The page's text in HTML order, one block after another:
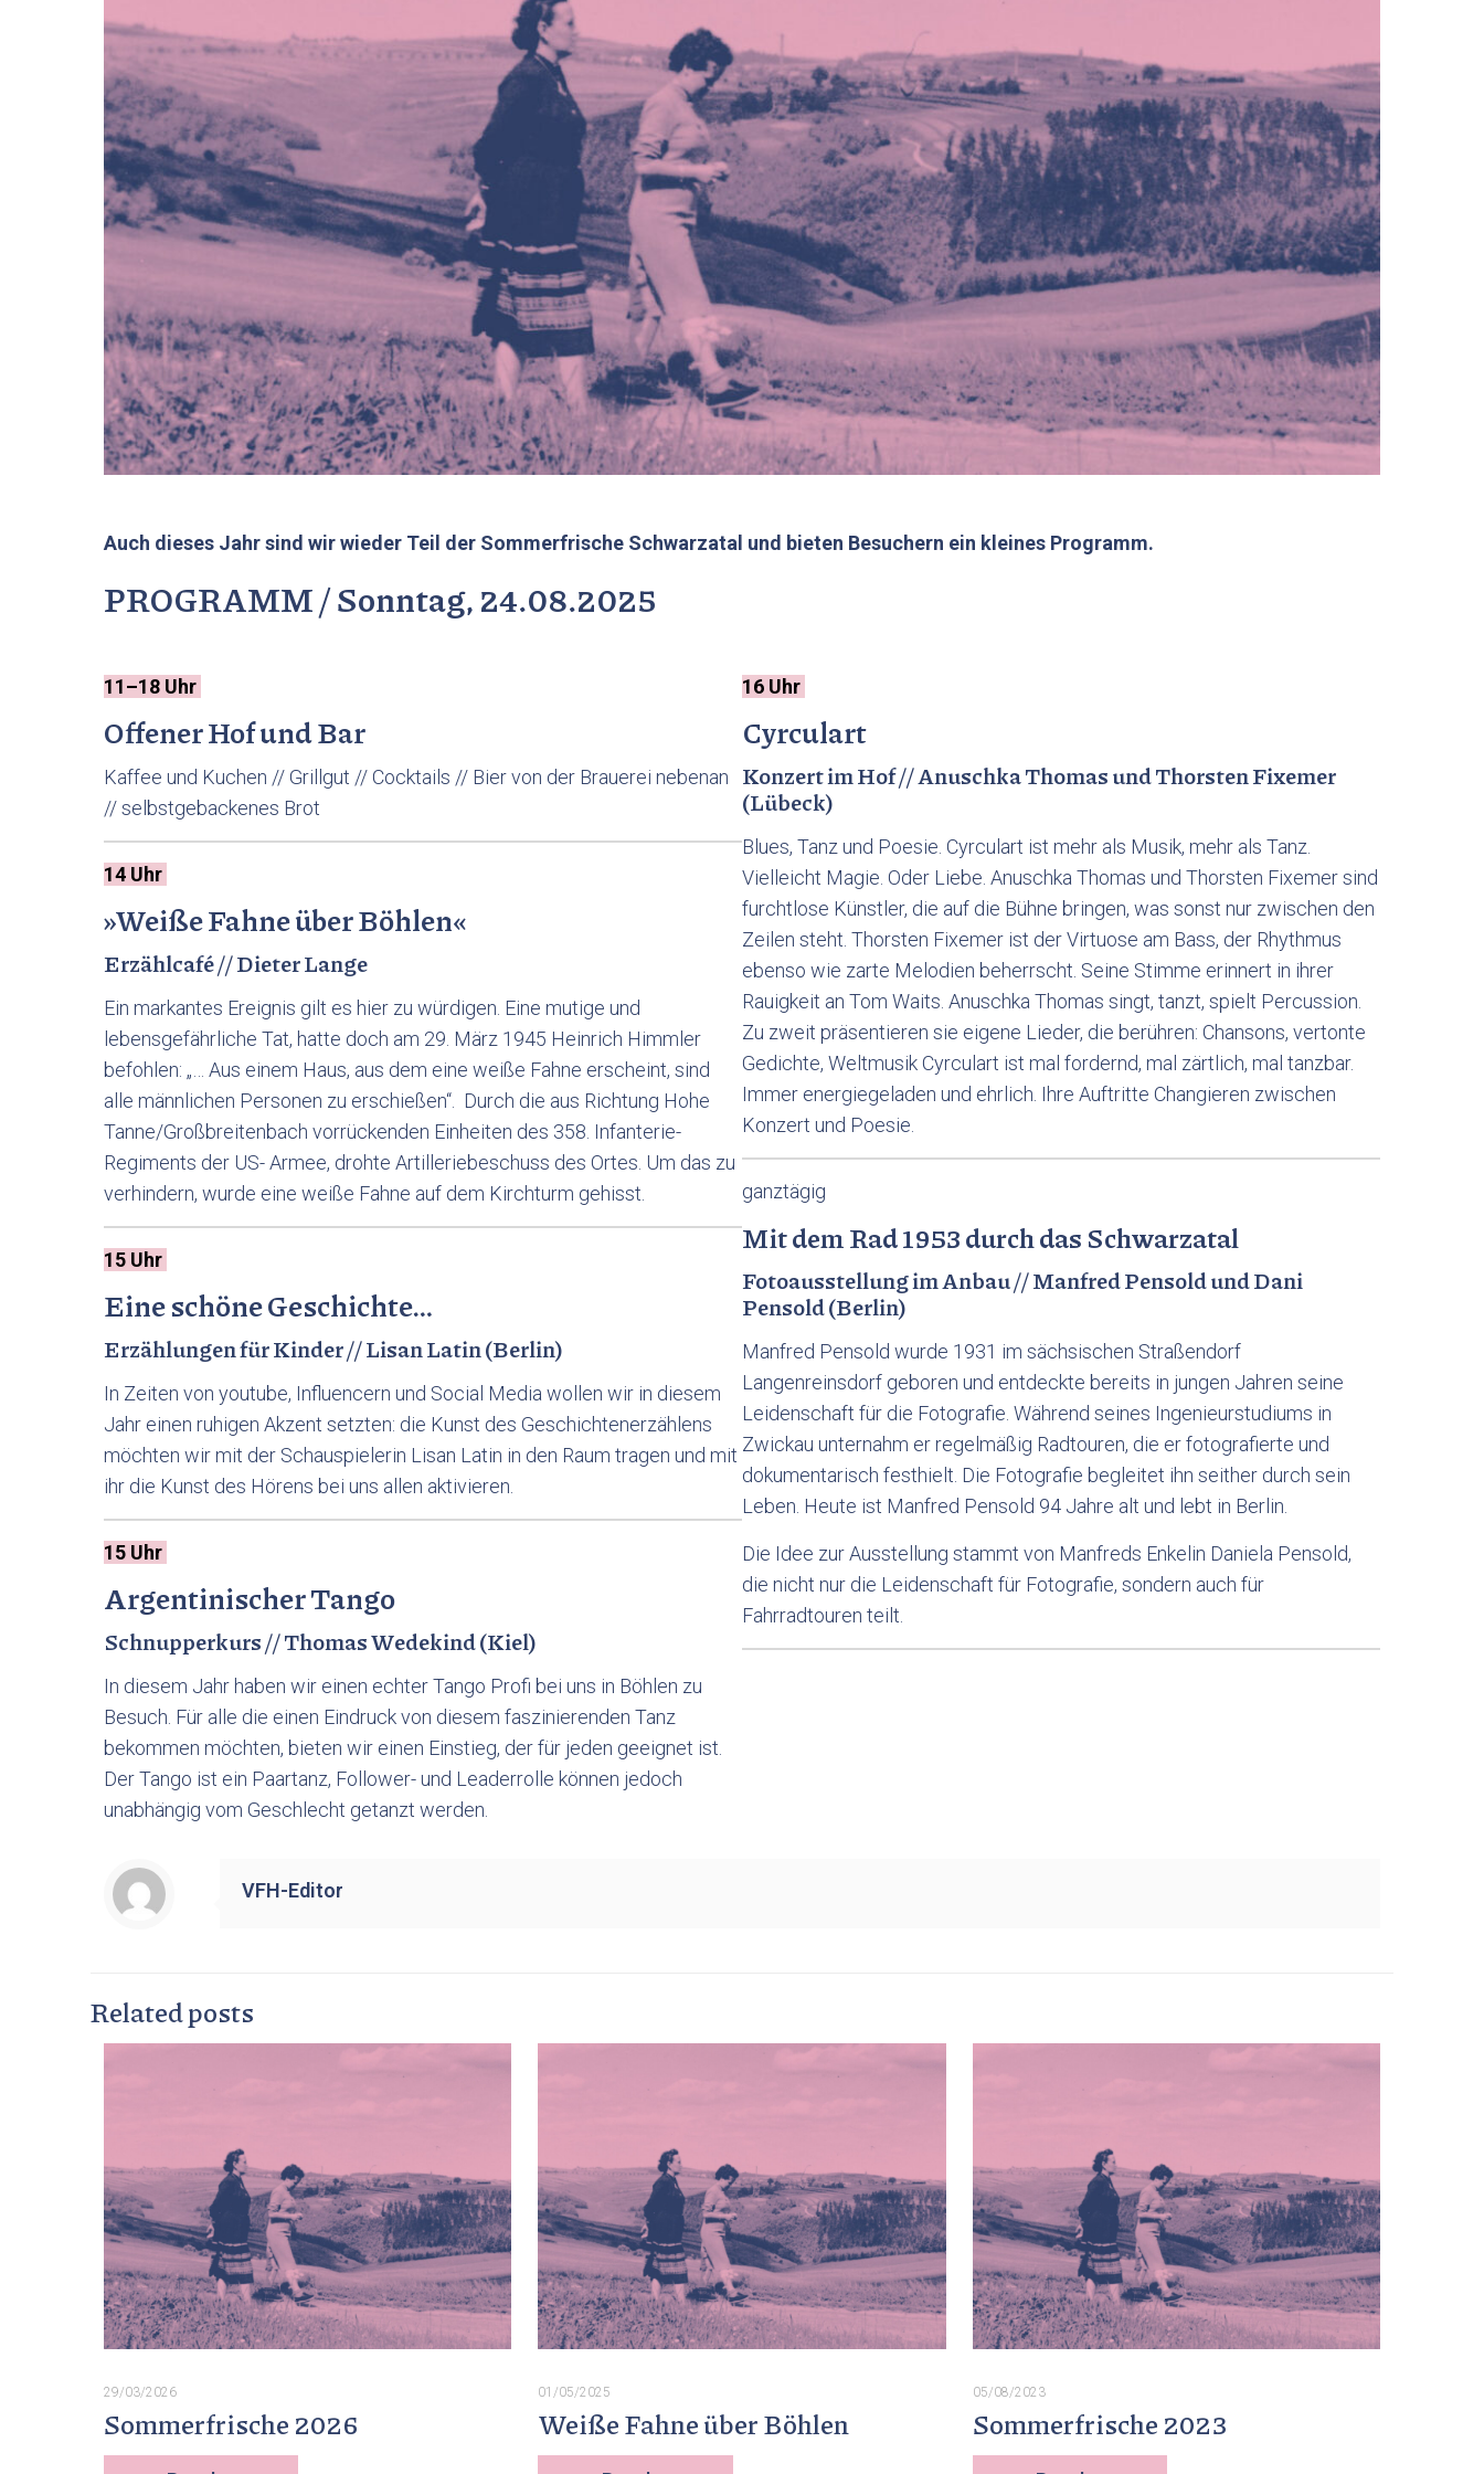
Auch dieses Jahr sind wir wieder Teil der Sommerfrische Schwarzatal und bieten Besuchern ein kleines Programm.
PROGRAMM / Sonntag, 24.08.2025
11–18 Uhr
Offener Hof und Bar
Kaffee und Kuchen // Grillgut // Cocktails // Bier von der Brauerei nebenan
// selbstgebackenes Brot
14 Uhr
»Weiße Fahne über Böhlen«
Erzählcafé // Dieter Lange
Ein markantes Ereignis gilt es hier zu würdigen. Eine mutige und
lebensgefährliche Tat, hatte doch am 29. März 1945 Heinrich Himmler
befohlen: „… Aus einem Haus, aus dem eine weiße Fahne erscheint, sind
alle männlichen Personen zu erschießen“. Durch die aus Richtung Hohe
Tanne/Großbreitenbach vorrückenden Einheiten des 358. Infanterie-
Regiments der US- Armee, drohte Artilleriebeschuss des Ortes. Um das zu
verhindern, wurde eine weiße Fahne auf dem Kirchturm gehisst.
15 Uhr
Eine schöne Geschichte…
Erzählungen für Kinder // Lisan Latin (Berlin)
In Zeiten von youtube, Influencern und Social Media wollen wir in diesem
Jahr einen ruhigen Akzent setzten: die Kunst des Geschichtenerzählens
möchten wir mit der Schauspielerin Lisan Latin in den Raum tragen und mit
ihr die Kunst des Hörens bei uns allen aktivieren.
15 Uhr
Argentinischer Tango
Schnupperkurs // Thomas Wedekind (Kiel)
In diesem Jahr haben wir einen echter Tango Profi bei uns in Böhlen zu
Besuch. Für alle die einen Eindruck von diesem faszinierenden Tanz
bekommen möchten, bieten wir einen Einstieg, der für jeden geeignet ist.
Der Tango ist ein Paartanz, Follower- und Leaderrolle können jedoch
unabhängig vom Geschlecht getanzt werden.
16 Uhr
Cyrculart
Konzert im Hof // Anuschka Thomas und Thorsten Fixemer
(Lübeck)
Blues, Tanz und Poesie. Cyrculart ist mehr als Musik, mehr als Tanz.
Vielleicht Magie. Oder Liebe. Anuschka Thomas und Thorsten Fixemer sind
furchtlose Künstler, die auf die Bühne bringen, was sonst nur zwischen den
Zeilen steht. Thorsten Fixemer ist der Virtuose am Bass, der Rhythmus
ebenso wie zarte Melodien beherrscht. Seine Stimme erinnert in ihrer
Rauigkeit an Tom Waits. Anuschka Thomas singt, tanzt, spielt Percussion.
Zu zweit präsentieren sie eigene Lieder, die berühren: Chansons, vertonte
Gedichte, Weltmusik Cyrculart ist mal fordernd, mal zärtlich, mal tanzbar.
Immer energiegeladen und ehrlich. Ihre Auftritte Changieren zwischen
Konzert und Poesie.
ganztägig
Mit dem Rad 1953 durch das Schwarzatal
Fotoausstellung im Anbau // Manfred Pensold und Dani
Pensold (Berlin)
Manfred Pensold wurde 1931 im sächsischen Straßendorf
Langenreinsdorf geboren und entdeckte bereits in jungen Jahren seine
Leidenschaft für die Fotografie. Während seines Ingenieurstudiums in
Zwickau unternahm er regelmäßig Radtouren, die er fotografierte und
dokumentarisch festhielt. Die Fotografie begleitet ihn seither durch sein
Leben. Heute ist Manfred Pensold 94 Jahre alt und lebt in Berlin.
Die Idee zur Ausstellung stammt von Manfreds Enkelin Daniela Pensold,
die nicht nur die Leidenschaft für Fotografie, sondern auch für
Fahrradtouren teilt.
VFH-Editor
Related posts
29/03/2026
Sommerfrische 2026
01/05/2025
Weiße Fahne über Böhlen
05/08/2023
Sommerfrische 2023